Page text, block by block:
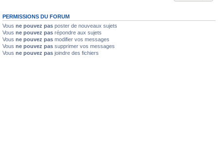
PERMISSIONS DU FORUM
Vous ne pouvez pas poster de nouveaux sujets
Vous ne pouvez pas répondre aux sujets
Vous ne pouvez pas modifier vos messages
Vous ne pouvez pas supprimer vos messages
Vous ne pouvez pas joindre des fichiers